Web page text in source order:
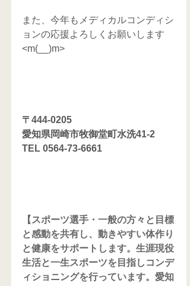
また、今年もメディカルコンディシ
ョンの応援よろしくお願いします
<m(__)m>
〒444-0205
愛知県岡崎市牧御堂町水洗41-2
TEL 0564-73-6661
【スポーツ選手・一般の方々と目標
と感動を共有し、動きやすい体作り
と健康をサポートします。生涯現役
生活と一生スポーツを目指しコンデ
ィショニングを行っています。愛知